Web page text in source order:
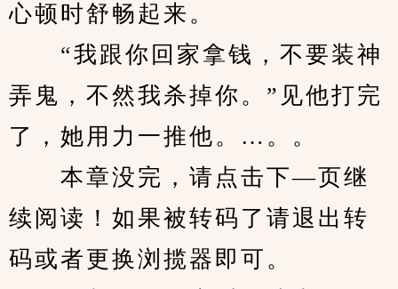
心顿时舒畅起来。
“我跟你回家拿钱，不要装神
弄鬼，不然我杀掉你。”见他打完
了，她用力一推他。…。。
本章没完，请点击下—页继
续阅读！如果被转码了请退出转
码或者更换浏揽器即可。